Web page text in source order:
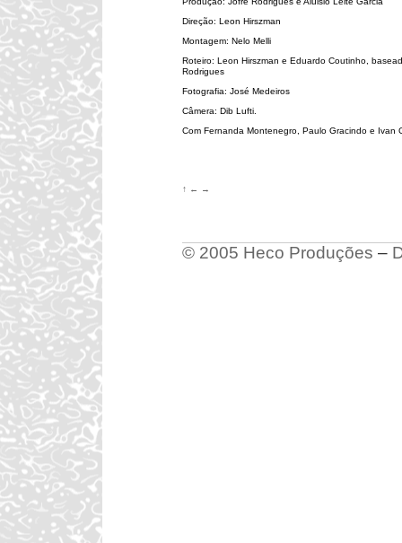
Direção: Leon Hirszman
Montagem: Nelo Melli
Roteiro: Leon Hirszman e Eduardo Coutinho,
Rodrigues
Fotografia: José Medeiros
Câmera: Dib Lufti.
Com Fernanda Montenegro, Paulo Gracindo e Ivan
↑ ← →
© 2005 Heco Produções –